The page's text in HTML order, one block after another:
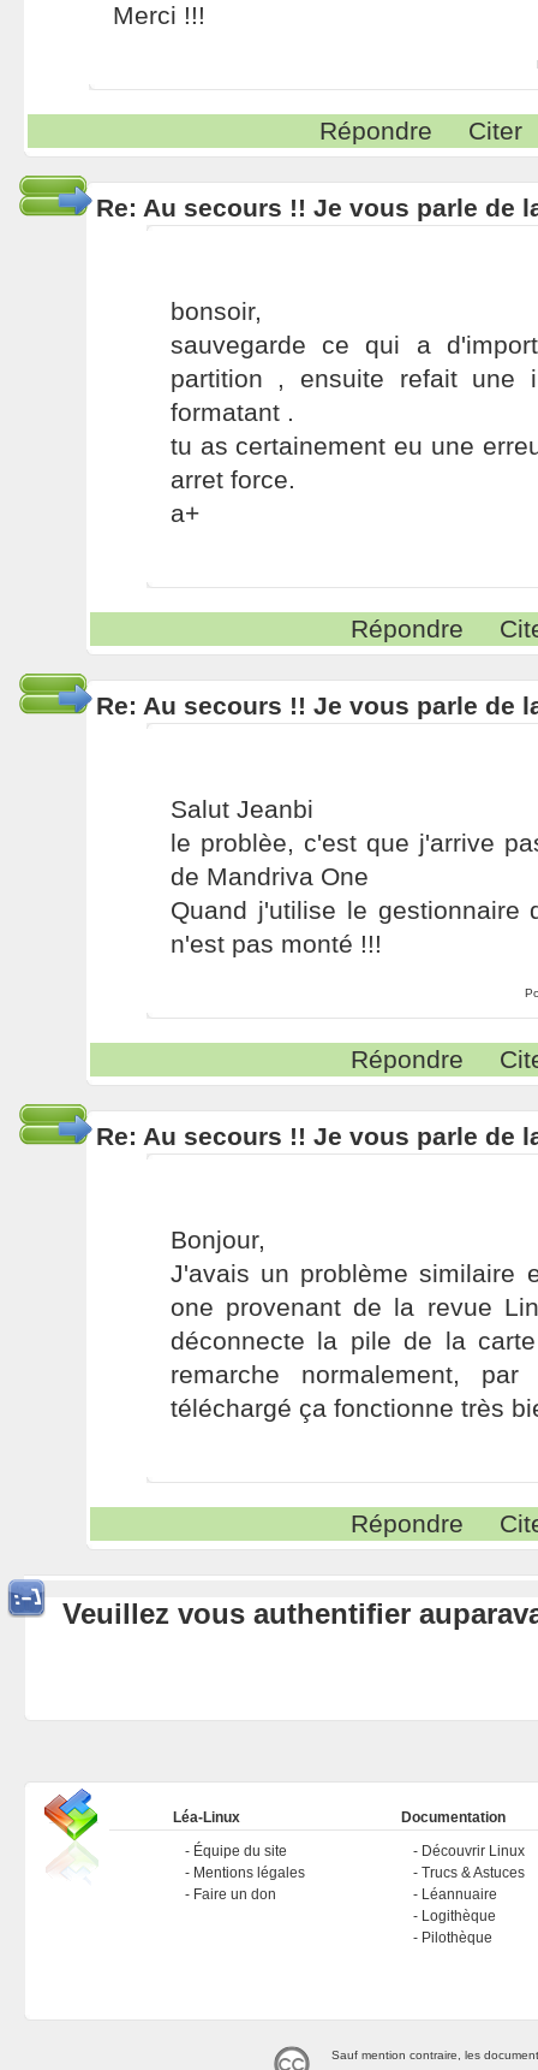
Merci !!!
Répondre Citer
Re: Au secours !! Je vous parle de
bonsoir,
sauvegarde ce qui a
partition , ensuite refait une
formatant .
tu as certainement eu une
arret force.
a+
Répondre
Re: Au secours !! Je vous parle de
Salut Jeanbi
le problèe, c'est que j'arrive
de Mandriva One
Quand j'utilise le gestionnaire
n'est pas monté !!!
Répondre
Re: Au secours !! Je vous parle de
Bonjour,
J'avais un problème similaire
one provenant de la revue
déconnecte la pile de la
remarche normalement,
téléchargé ça fonctionne très
Répondre
Veuillez vous authentifier
Léa-Linux
Équipe du site
Mentions légales
Faire un don
Documentation
Découvrir Linux
Trucs & Astuces
Léannuaire
Logithèque
Pilothèque
Sauf mention contraire, les